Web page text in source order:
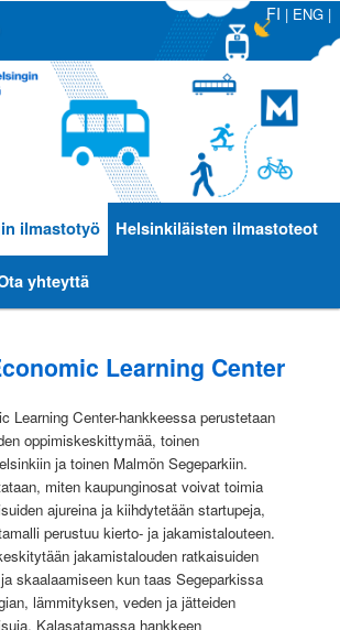
FI | ENG|
ilmastotyö Helsinkiläisten ilmastoteot
yhteyttä
Learning Center
Learning Center-hankkeessa perustetaan
oppimiskeskittymää, toinen
ja toinen Malmön Segeparkiin.
miten kaupunginosat voivat toimia
ajureina ja kiihdytetään startupeja,
perustuu kierto- ja jakamistalouteen.
jakamistalouden ratkaisuiden
skaalaamiseen kun taas Segeparkissa
lämmityksen, veden ja jätteiden
Kalasatamassa hankkeen